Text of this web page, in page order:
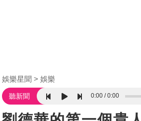
娛樂星聞 娛樂
聽新聞 0:00 0:00